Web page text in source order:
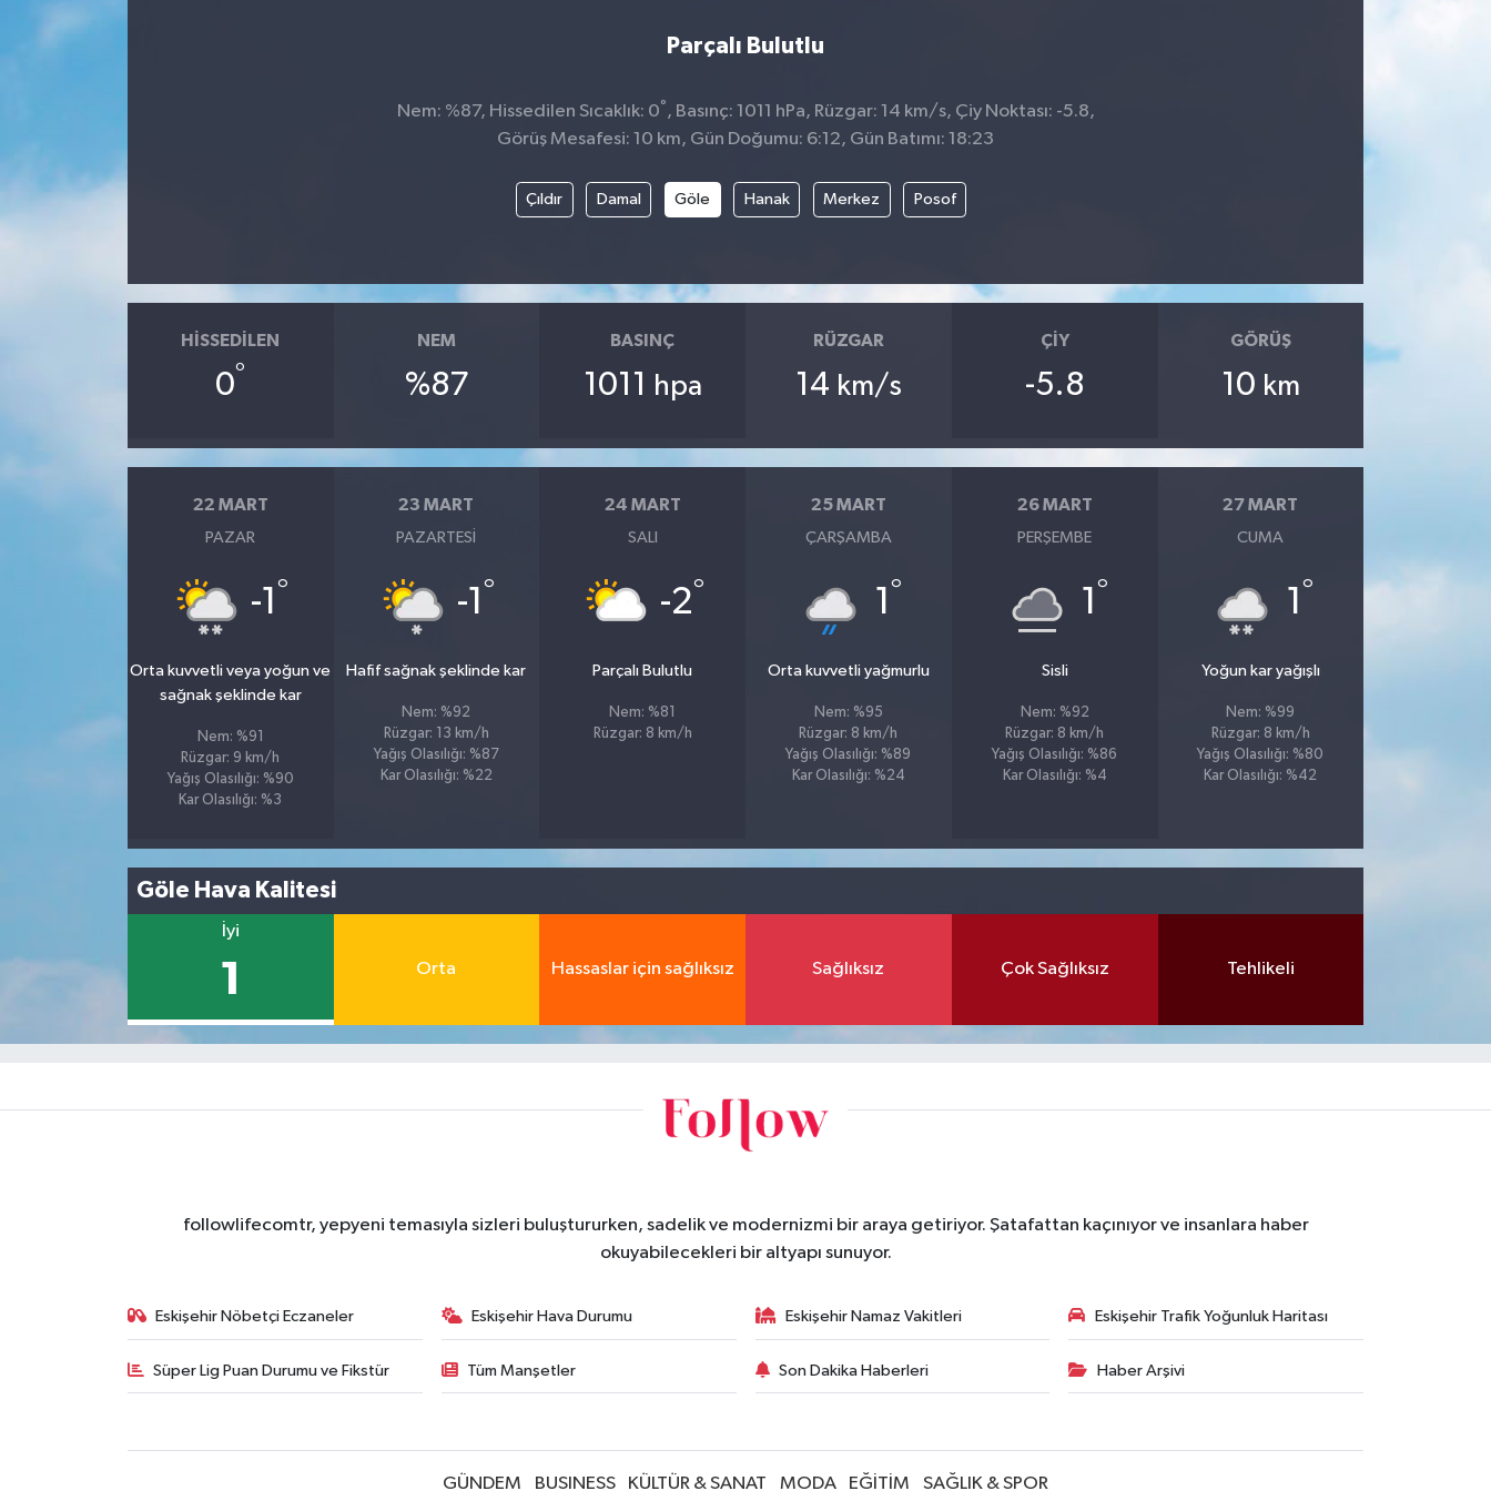
Parçalı Bulutlu
Nem: %87, Hissedilen Sıcaklık: 0° , Basınç: 1011 hPa, Rüzgar: 14 km/s, Çiy Noktası: -5.8,
Görüş Mesafesi: 10 km, Gün Doğumu: 6:12, Gün Batımı: 18:23
Çıldır Damal Göle Hanak Merkez Posof
HISSEDILEN
0°
NEM
%87
BASINÇ
1011 hpa
RÜZGAR
14 km/s
ÇIY
-5.8
GÖRÜŞ
10 km
22 MART
PAZAR
-1 °
Orta kuvvetli veya yoğun ve
sağnak şeklinde kar
Nem: %91
Rüzgar: 9 km/h
Yağış Olasılığı: %90
Kar Olasılığı: %3
23 MART
PAZARTESI
-1 °
Hafif sağnak şeklinde kar
Nem: %92
Rüzgar: 13 km/h
Yağış Olasılığı: %87
Kar Olasılığı: %22
24 MART
SALI
-2°
Parçalı Bulutlu
Nem: %81
Rüzgar: 8 km/h
25 MART
ÇARŞAMBA
1 °
Orta kuvvetli yağmurlu
Nem: %95
Rüzgar: 8 km/h
Yağış Olasılığı: %89
Kar Olasılığı: %24
26 MART
PERŞEMBE
1 °
Sisli
Nem: %92
Rüzgar: 8 km/h
Yağış Olasılığı: %86
Kar Olasılığı: %4
27 MART
CUMA
1 °
Yoğun kar yağışlı
Nem: %99
Rüzgar: 8 km/h
Yağış Olasılığı: %80
Kar Olasılığı: %42
Göle Hava Kalitesi
İyi
1 Orta Hassaslar için sağlıksız Sağlıksız Çok Sağlıksız Tehlikeli
followlifecomtr, yepyeni temasıyla sizleri buluştururken, sadelik ve modernizmi bir araya getiriyor. Şatafattan kaçınıyor ve insanlara haber
okuyabilecekleri bir altyapı sunuyor.
Eskişehir Nöbetçi Eczaneler Eskişehir Hava Durumu Eskişehir Namaz Vakitleri Eskişehir Trafik Yoğunluk Haritası
Süper Lig Puan Durumu ve Fikstür Tüm Manşetler Son Dakika Haberleri Haber Arşivi
GÜNDEM BUSINESS KÜLTÜR & SANAT MODA EĞİTİM SAĞLIK & SPOR